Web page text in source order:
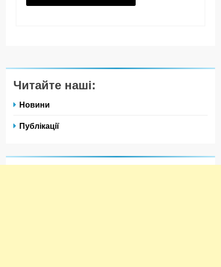
Читайте наші:
Новини
Публікації